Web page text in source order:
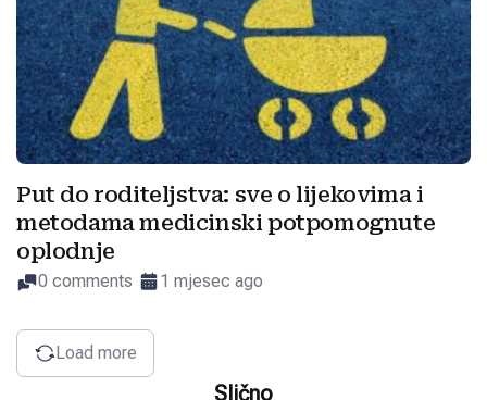
Put do roditeljstva: sve o lijekovima i
metodama medicinski potpomognute
oplodnje
0 comments 1 mjesec ago
Load more
Slično